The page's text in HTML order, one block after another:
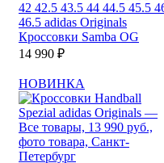
42 42.5 43.5 44 44.5 45.5
46.5 adidas Originals
Кроссовки Samba OG
14 990 ₽
НОВИНКА